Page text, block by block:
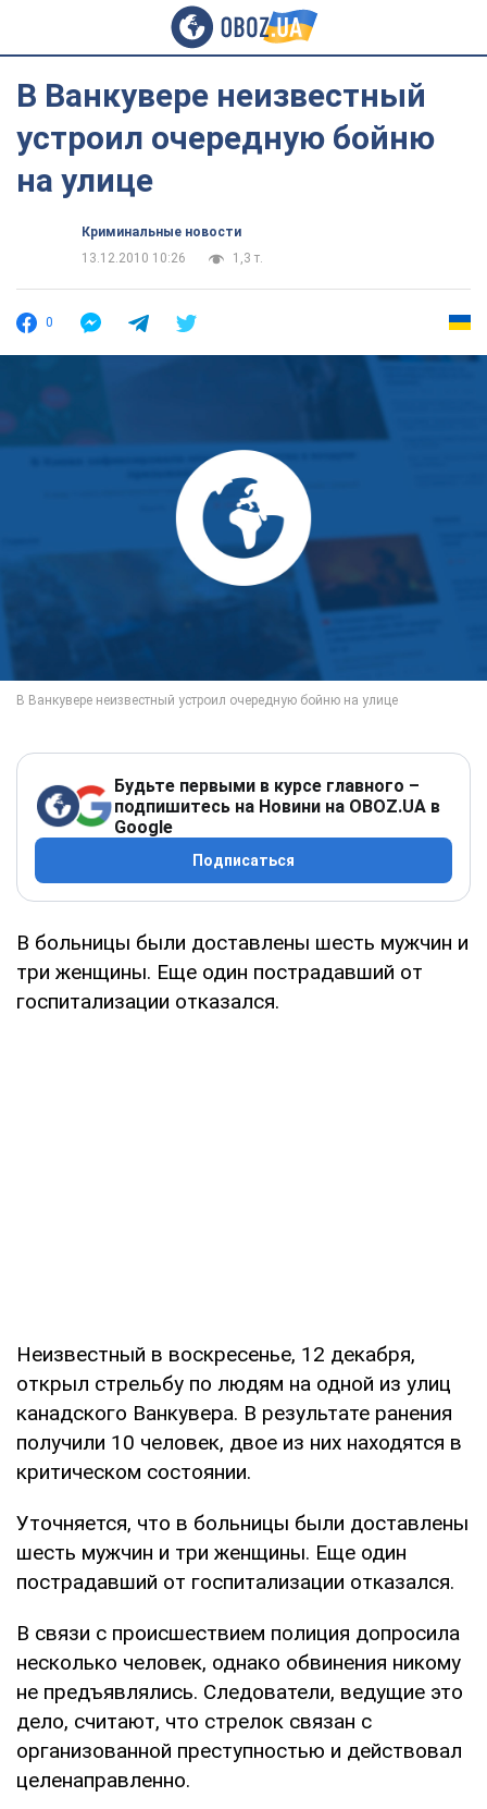
В Ванкувере неизвестный
устроил очередную бойню
на улице
Криминальные новости
13.12.2010 10:26
1,3 т.
0
Будьте первыми в курсе главного –
подпишитесь на Новини на OBOZ.UA в
Google
Подписаться
В больницы были доставлены шесть мужчин и
три женщины. Еще один пострадавший от
госпитализации отказался.
Неизвестный в воскресенье, 12 декабря,
открыл стрельбу по людям на одной из улиц
канадского Ванкувера. В результате ранения
получили 10 человек, двое из них находятся в
критическом состоянии.
Уточняется, что в больницы были доставлены
шесть мужчин и три женщины. Еще один
пострадавший от госпитализации отказался.
В связи с происшествием полиция допросила
несколько человек, однако обвинения никому
не предъявлялись. Следователи, ведущие это
дело, считают, что стрелок связан с
организованной преступностью и действовал
целенаправленно.